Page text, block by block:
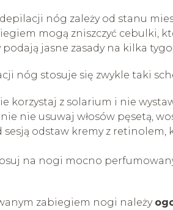
nóg zależy od stanu
mogą zniszczyć cebulki,
jasne zasady na kilka
nóg stosuje się zwykle taki
korzystaj z solarium i nie
nie usuwaj włosów pęsetą,
odstaw kremy z retinolem,
na nogi mocno
zabiegiem nogi należy